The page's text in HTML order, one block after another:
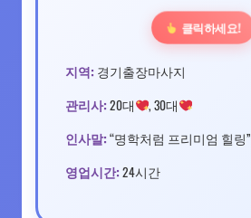
클릭하세요!
지역: 경기출장마사지
관리사: 20대 , 30대
인사말: “명학처럼 프리미엄 힐링”
영업시간: 24시간